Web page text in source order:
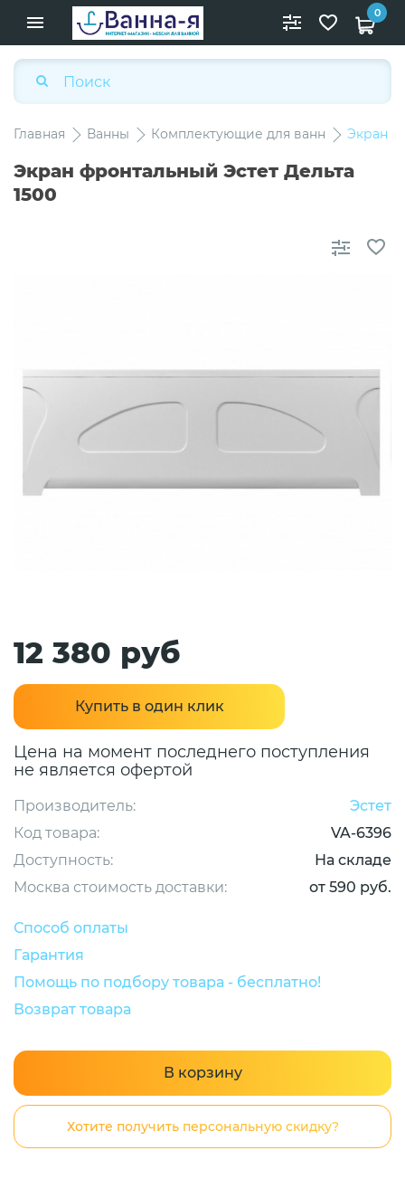
0
Главная Ванны Комплектующие для ванн Экран
Экран фронтальный Эстет Дельта
1500
12 380 руб
Купить в один клик
Цена на момент последнего поступления
не является офертой
Производитель:
Эстет
Код товара:
VA-6396
Доступность:
На складе
Москва стоимость доставки:
от 590 руб.
Способ оплаты
Гарантия
Помощь по подбору товара - бесплатно!
Возврат товара
В корзину
Хотите получить персональную скидку?